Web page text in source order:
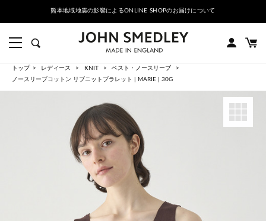
熊本地域地震の影響によるONLINE SHOPのお届けについて
トップ レディース KNIT
ベスト・ノースリーブ
ノースリーブコットン リブニットブラレット | MARIE | 30G